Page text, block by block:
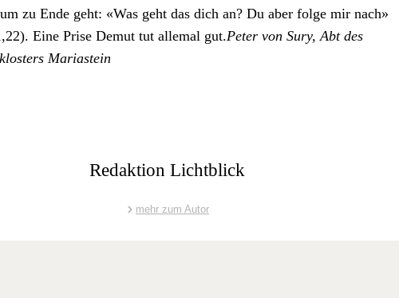
zu Ende geht: «Was geht das dich an? Du aber folge mir nach»
Eine Prise Demut tut alle­mal gut.Peter von Sury, Abt des
Mari­astein
Redaktion Lichtblick
mehr zum Autor